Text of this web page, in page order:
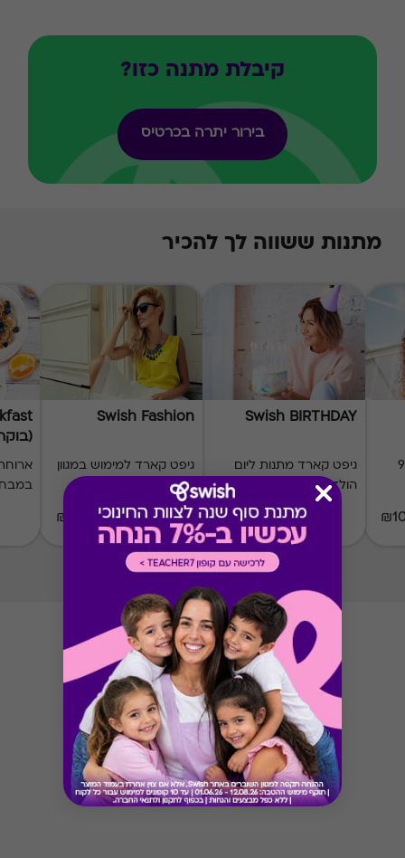
קיבלת מתנה כזו?
בירור יתרה בכרטיס
מתנות ששווה לך להכיר
900
Swish BIRTHDAY
גיפט קארד מתנות ליום
הולדת
₪50-₪500
Swish Fashion
גיפט קארד למימוש במגוון
מותגי אופנה
₪20-₪500
(בוקר